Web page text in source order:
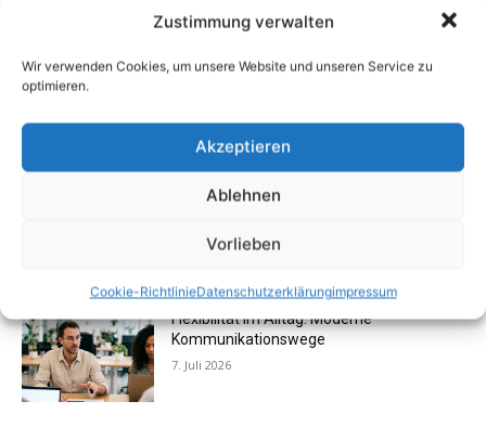
Zustimmung verwalten
Wir verwenden Cookies, um unsere Website und unseren Service zu
optimieren.
Akzeptieren
Ablehnen
Vorlieben
Cookie-RichtlinieDatenschutzerklärungimpressum
15. Januar 2015
Rechtstipp: Grundbucheinsicht nur bei
13. Oktober 2016
Schlechte Gerüche im Zuhause: Ursachen,
31. Juli 2012
Flexibilität im Alltag: Moderne
Kommunikationswege
7. Juli 2026